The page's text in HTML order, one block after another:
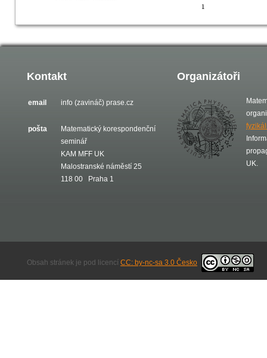
Kontakt
email info (zavináč) prase.cz
pošta
Matematický korespondenční
seminář
KAM MFF UK
Malostranské náměstí 25
118 00 Praha 1
Organizátoři
UK.
Obsah stránek je pod licencí CC: by-nc-sa 3.0 Česko